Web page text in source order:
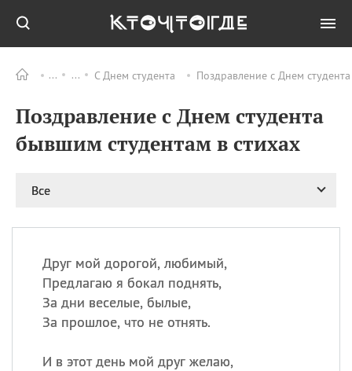
С Днем студента Поздравление с Днем
Поздравление с Днем студента
бывшим студентам в стихах
Все
Друг мой дорогой, любимый,
Предлагаю я бокал поднять,
За дни веселые, былые,
За прошлое, что не отнять.
И в этот день мой друг желаю,
ПРАЗДНИКИ Все
08.08 День «Счастье
случается» (Happiness
Happens Day)
великомученика
покровителя всех
врачей и целителя
больных
09.08 День книголюбов (Book